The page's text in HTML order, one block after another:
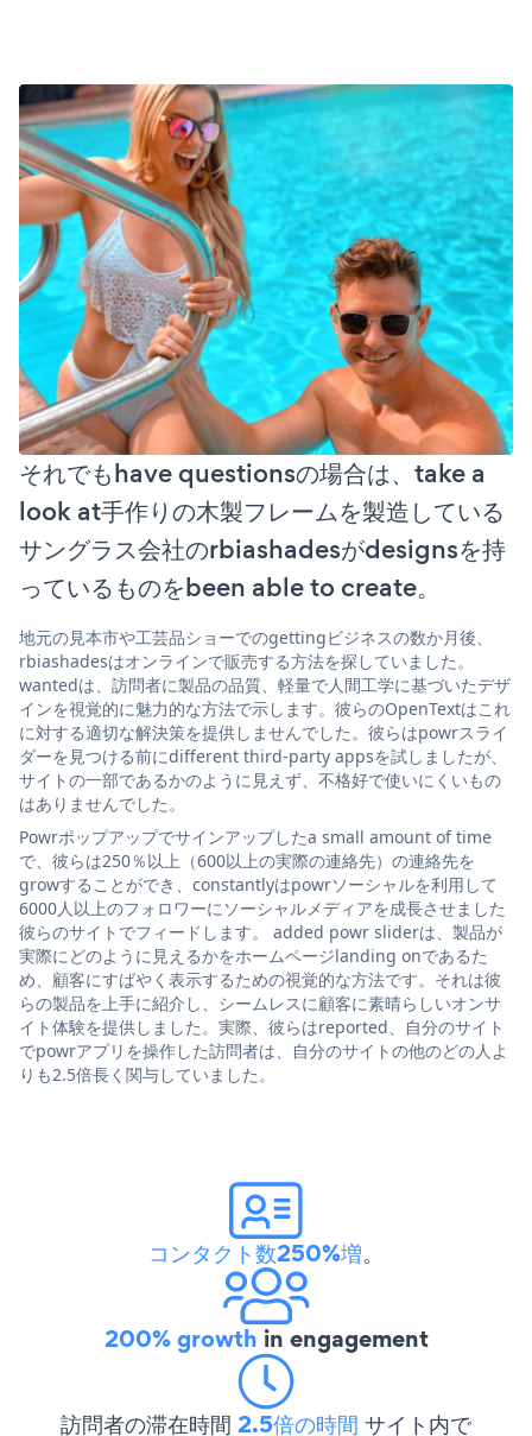
それでもhave questionsの場合は、take a
look at手作りの木製フレームを製造している
サングラス会社のrbiashadesがdesignsを持
っているものをbeen able to create。
地元の見本市や工芸品ショーでのgettingビジネスの数か月後、
rbiashadesはオンラインで販売する方法を探していました。
wantedは、訪問者に製品の品質、軽量で人間工学に基づいたデザ
インを視覚的に魅力的な方法で示します。彼らのOpenTextはこれ
に対する適切な解決策を提供しませんでした。彼らはpowrスライ
ダーを見つける前にdifferent third-party appsを試しましたが、
サイトの一部であるかのように見えず、不格好で使いにくいもの
はありませんでした。
Powrポップアップでサインアップしたa small amount of time
で、彼らは250％以上（600以上の実際の連絡先）の連絡先を
growすることができ、constantlyはpowrソーシャルを利用して
6000人以上のフォロワーにソーシャルメディアを成長させました
彼らのサイトでフィードします。 added powr sliderは、製品が
実際にどのように見えるかをホームページlanding onであるた
め、顧客にすばやく表示するための視覚的な方法です。それは彼
らの製品を上手に紹介し、シームレスに顧客に素晴らしいオンサ
イト体験を提供しました。実際、彼らはreported、自分のサイト
でpowrアプリを操作した訪問者は、自分のサイトの他のどの人よ
りも2.5倍長く関与していました。
コンタクト数250%増。
200% growth in engagement
訪問者の滞在時間 2.5倍の時間 サイト内で